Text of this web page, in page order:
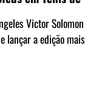
Victor Solomon
lançar a edição mais